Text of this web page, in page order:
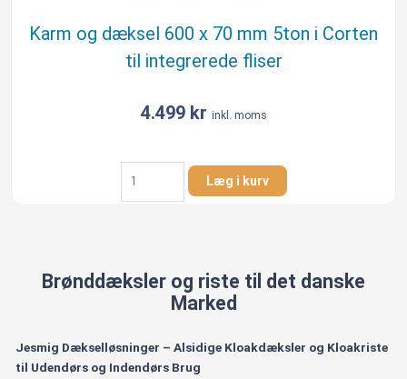
integrerede
fliser
antal
Karm og dæksel 600 x 70 mm 5ton i Corten
til integrerede fliser
4.499 kr inkl. moms
Karm
og
dæksel
70
mm
Corten
til
Læg i kurv
Brønddæksler og riste til det danske
Marked
Jesmig Dækselløsninger – Alsidige Kloakdæksler og Kloakriste
til Udendørs og Indendørs Brug